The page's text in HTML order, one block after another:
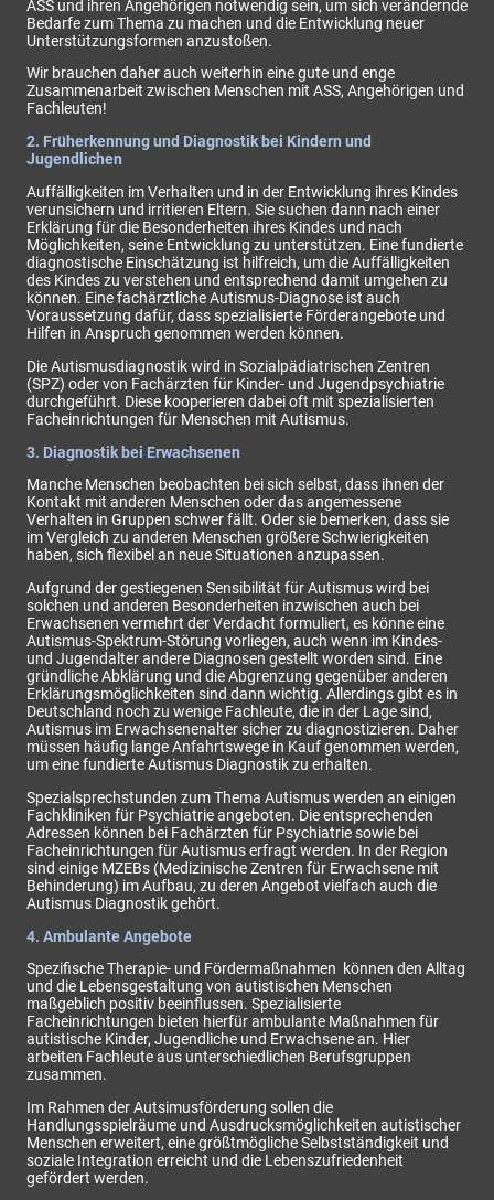
ASS und ihren Angehörigen notwendig sein, um sich verändernde
Bedarfe zum Thema zu machen und die Entwicklung neuer
Unterstützungsformen anzustoßen.
Wir brauchen daher auch weiterhin eine gute und enge
Zusammenarbeit zwischen Menschen mit ASS, Angehörigen und
Fachleuten!
2. Früherkennung und Diagnostik bei Kindern und
Jugendlichen
Auffälligkeiten im Verhalten und in der Entwicklung ihres Kindes
verunsichern und irritieren Eltern. Sie suchen dann nach einer
Erklärung für die Besonderheiten ihres Kindes und nach
Möglichkeiten, seine Entwicklung zu unterstützen. Eine fundierte
diagnostische Einschätzung ist hilfreich, um die Auffälligkeiten
des Kindes zu verstehen und entsprechend damit umgehen zu
können. Eine fachärztliche Autismus-Diagnose ist auch
Voraussetzung dafür, dass spezialisierte Förderangebote und
Hilfen in Anspruch genommen werden können.
Die Autismusdiagnostik wird in Sozialpädiatrischen Zentren
(SPZ) oder von Fachärzten für Kinder- und Jugendpsychiatrie
durchgeführt. Diese kooperieren dabei oft mit spezialisierten
Facheinrichtungen für Menschen mit Autismus.
3. Diagnostik bei Erwachsenen
Manche Menschen beobachten bei sich selbst, dass ihnen der
Kontakt mit anderen Menschen oder das angemessene
Verhalten in Gruppen schwer fällt. Oder sie bemerken, dass sie
im Vergleich zu anderen Menschen größere Schwierigkeiten
haben, sich flexibel an neue Situationen anzupassen.
Aufgrund der gestiegenen Sensibilität für Autismus wird bei
solchen und anderen Besonderheiten inzwischen auch bei
Erwachsenen vermehrt der Verdacht formuliert, es könne eine
Autismus-Spektrum-Störung vorliegen, auch wenn im Kindes-
und Jugendalter andere Diagnosen gestellt worden sind. Eine
gründliche Abklärung und die Abgrenzung gegenüber anderen
Erklärungsmöglichkeiten sind dann wichtig. Allerdings gibt es in
Deutschland noch zu wenige Fachleute, die in der Lage sind,
Autismus im Erwachsenenalter sicher zu diagnostizieren. Daher
müssen häufig lange Anfahrtswege in Kauf genommen werden,
um eine fundierte Autismus Diagnostik zu erhalten.
Spezialsprechstunden zum Thema Autismus werden an einigen
Fachkliniken für Psychiatrie angeboten. Die entsprechenden
Adressen können bei Fachärzten für Psychiatrie sowie bei
Facheinrichtungen für Autismus erfragt werden. In der Region
sind einige MZEBs (Medizinische Zentren für Erwachsene mit
Behinderung) im Aufbau, zu deren Angebot vielfach auch die
Autismus Diagnostik gehört.
4. Ambulante Angebote
Spezifische Therapie- und Fördermaßnahmen können den Alltag
und die Lebensgestaltung von autistischen Menschen
maßgeblich positiv beeinflussen. Spezialisierte
Facheinrichtungen bieten hierfür ambulante Maßnahmen für
autistische Kinder, Jugendliche und Erwachsene an. Hier
arbeiten Fachleute aus unterschiedlichen Berufsgruppen
zusammen.
Im Rahmen der Autsimusförderung sollen die
Handlungsspielräume und Ausdrucksmöglichkeiten autistischer
Menschen erweitert, eine größtmögliche Selbstständigkeit und
soziale Integration erreicht und die Lebenszufriedenheit
gefördert werden.